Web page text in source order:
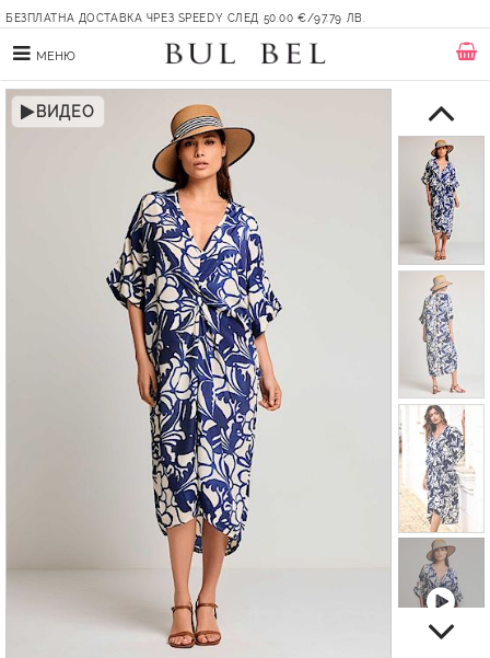
БЕЗПЛАТНА ДОСТАВКА ЧРЕЗ SPEEDY СЛЕД 50.00 €/97.79 ЛВ.
МЕНЮ
ВИДЕО